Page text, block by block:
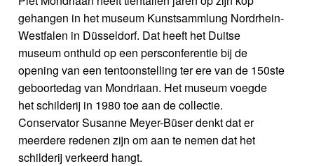
gehangen in het museum Kunstsammlung Nordrhein-
Westfalen in Düsseldorf. Dat heeft het Duitse
museum onthuld op een persconferentie bij de
opening van een tentoonstelling ter ere van de 150ste
geboortedag van Mondriaan. Het museum voegde
het schilderij in 1980 toe aan de collectie.
Conservator Susanne Meyer-Büser denkt dat er
meerdere redenen zijn om aan te nemen dat het
schilderij verkeerd hangt.